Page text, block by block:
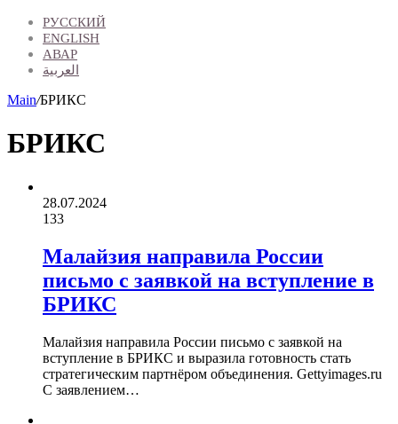
РУССКИЙ
ENGLISH
АВАР
العربية
Main/БРИКС
БРИКС
28.07.2024
133
Малайзия направила России
письмо с заявкой на вступление в
БРИКС
Малайзия направила России письмо с заявкой на
вступление в БРИКС и выразила готовность стать
стратегическим партнёром объединения. Gettyimages.ru
С заявлением…